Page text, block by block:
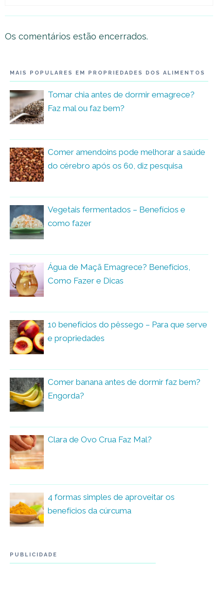
Os comentários estão encerrados.
MAIS POPULARES EM PROPRIEDADES DOS ALIMENTOS
Tomar chia antes de dormir emagrece?
Faz mal ou faz bem?
Comer amendoins pode melhorar a saúde
do cérebro após os 60, diz pesquisa
Vegetais fermentados – Benefícios e
como fazer
Água de Maçã Emagrece? Benefícios,
Como Fazer e Dicas
10 benefícios do pêssego – Para que serve
e propriedades
Comer banana antes de dormir faz bem?
Engorda?
Clara de Ovo Crua Faz Mal?
4 formas simples de aproveitar os
benefícios da cúrcuma
PUBLICIDADE